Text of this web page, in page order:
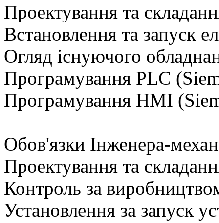
Проектування та
Встановлення та запуск
Огляд існуючого
Програмування PLC
Програмування HMI
Обов'язки Інженера-
Проектування та
Контроль за
Установлення за запуск